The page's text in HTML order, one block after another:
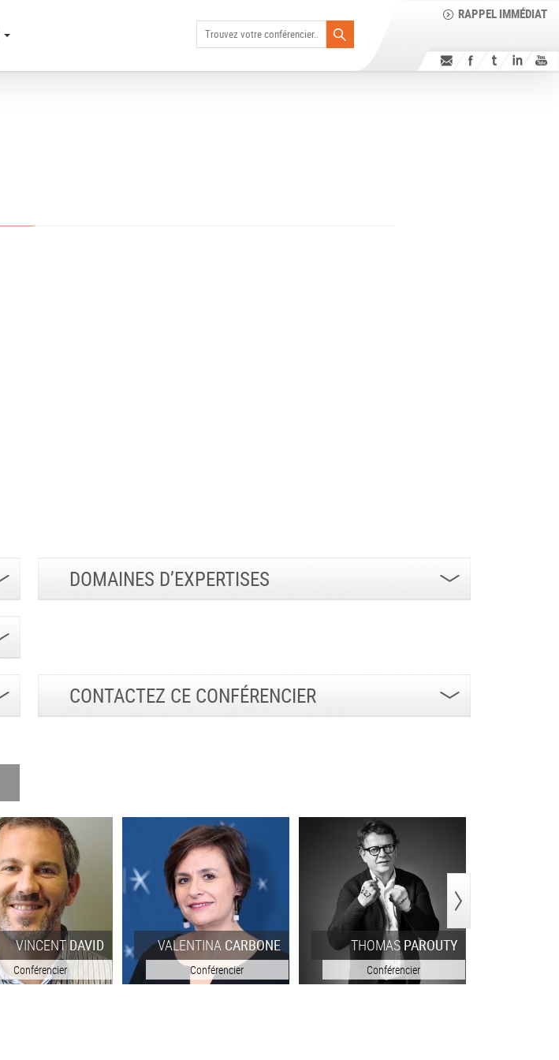
RAPPEL IMMÉDIAT
DOMAINES D’EXPERTISES
CONTACTEZ CE CONFÉRENCIER
VINCENTDAVID
Conférencier
VALENTINA CARBONE
Conférencier
THOMASPAROUTY
Conférencier
>